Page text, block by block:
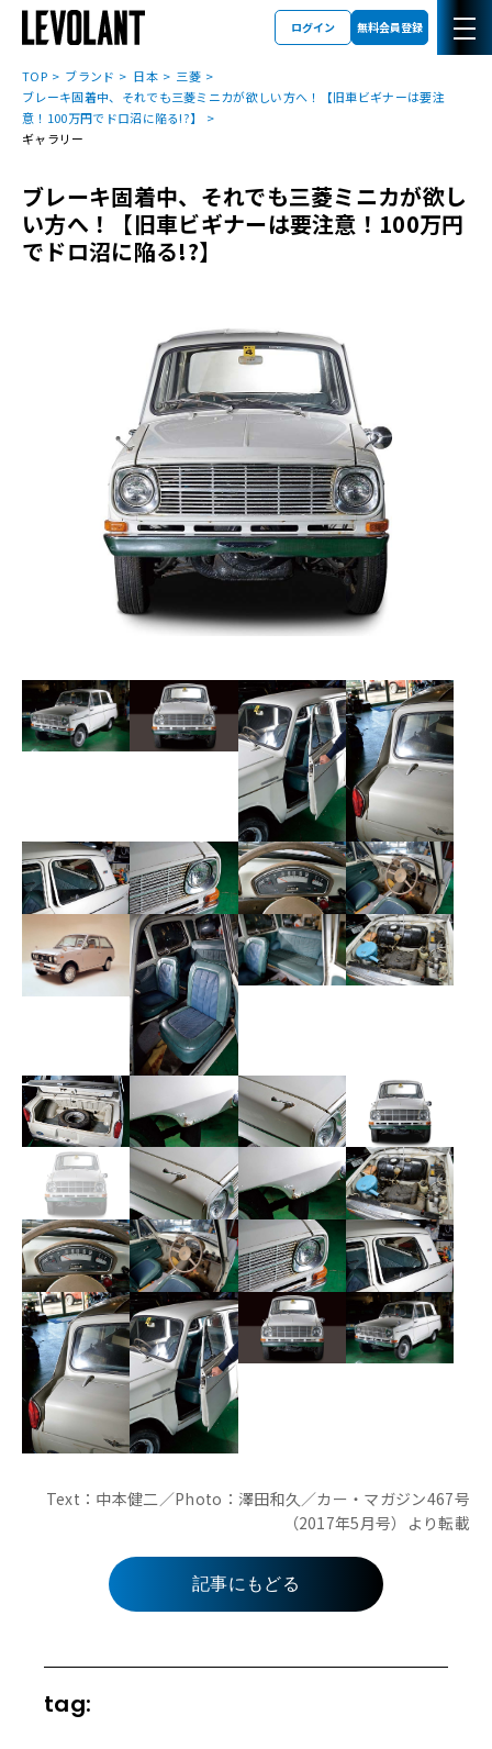
ログイン 無料会員登録
TOP ブランド 日本
三菱
ブレーキ固着中、それでも三菱ミニカが欲しい方へ！【旧車ビギナーは要注
意！100万円でドロ沼に陥る!?】
ギャラリー
ブレーキ固着中、それでも三菱ミニカが欲し
い方へ！【旧車ビギナーは要注意！100万円
でドロ沼に陥る!?】
Text：中本健二／Photo：澤田和久／カー・マガジン467号
（2017年5月号）より転載
記事にもどる
tag: